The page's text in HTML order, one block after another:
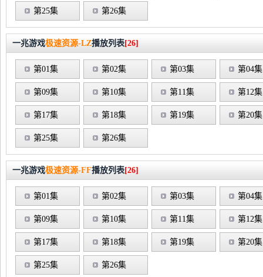
第25集 第26集
一兆游戏极速资源-LZ播放列表[26]
第01集 第02集 第03集 第04集
第09集 第10集 第11集 第12集
第17集 第18集 第19集 第20集
第25集 第26集
一兆游戏极速资源-FF播放列表[26]
第01集 第02集 第03集 第04集
第09集 第10集 第11集 第12集
第17集 第18集 第19集 第20集
第25集 第26集